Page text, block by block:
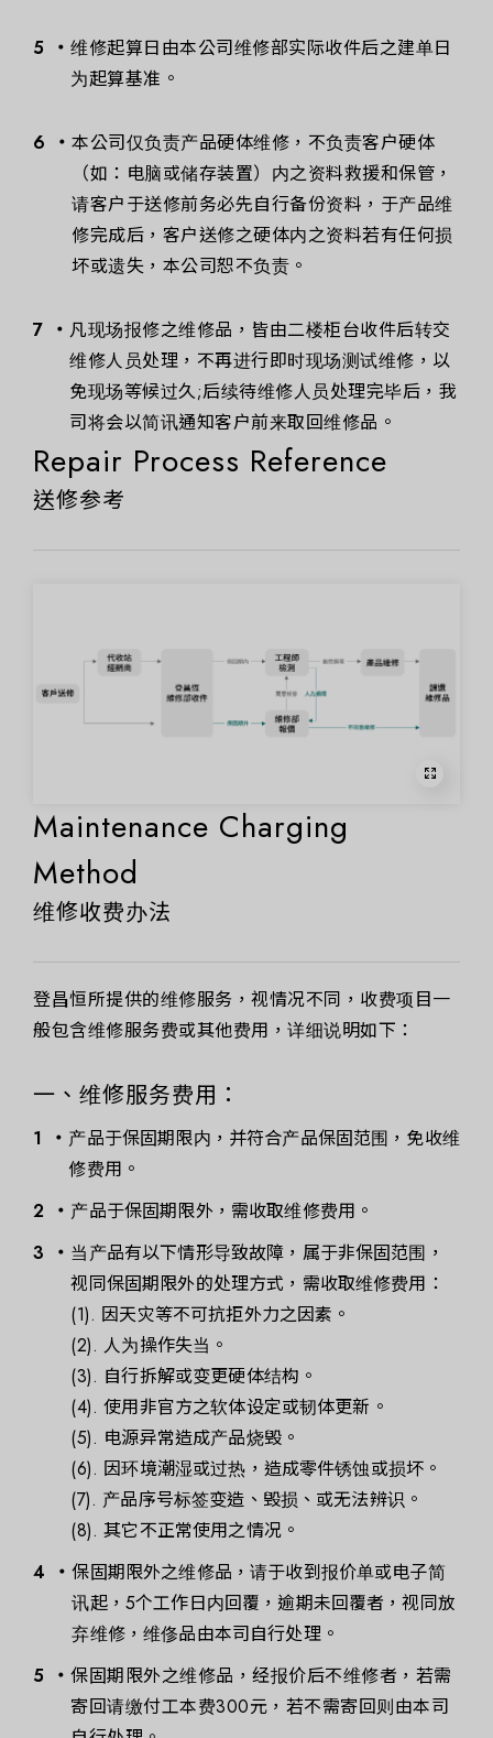
维修起算日由本公司维修部实际收件后之建单日
为起算基准。
本公司仅负责产品硬体维修，不负责客户硬体
（如：电脑或储存装置）内之资料救援和保管，
请客户于送修前务必先自行备份资料，于产品维
修完成后，客户送修之硬体内之资料若有任何损
坏或遗失，本公司恕不负责。
凡现场报修之维修品，皆由二楼柜台收件后转交
维修人员处理，不再进行即时现场测试维修，以
免现场等候过久;后续待维修人员处理完毕后，我
司将会以简讯通知客户前来取回维修品。
Repair Process Reference
送修参考
Maintenance Charging
Method
维修收费办法
登昌恒所提供的维修服务，视情况不同，收费项目一
般包含维修服务费或其他费用，详细说明如下：
一、维修服务费用：
产品于保固期限内，并符合产品保固范围，免收维
修费用。
产品于保固期限外，需收取维修费用。
当产品有以下情形导致故障，属于非保固范围，
视同保固期限外的处理方式，需收取维修费用：
(1). 因天灾等不可抗拒外力之因素。
(2). 人为操作失当。
(3). 自行拆解或变更硬体结构。
(4). 使用非官方之软体设定或韧体更新。
(5). 电源异常造成产品烧毁。
(6). 因环境潮湿或过热，造成零件锈蚀或损坏。
(7). 产品序号标签变造、毁损、或无法辨识。
(8). 其它不正常使用之情况。
保固期限外之维修品，请于收到报价单或电子简
讯起，5个工作日内回覆，逾期未回覆者，视同放
弃维修，维俢品由本司自行处理。
保固期限外之维修品，经报价后不维修者，若需
寄回请缴付工本费300元，若不需寄回则由本司